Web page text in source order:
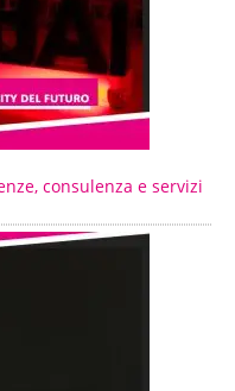
consulenza e servizi